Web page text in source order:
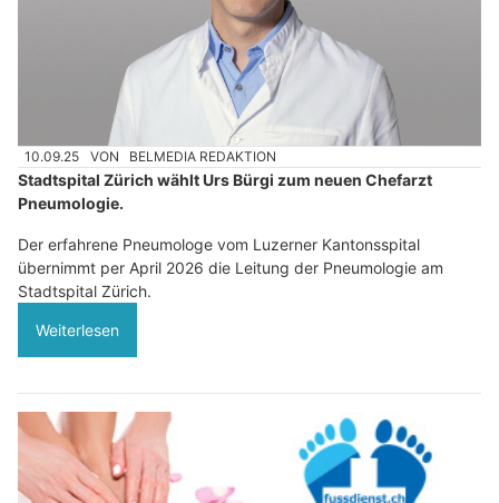
10.09.25 VON BELMEDIA REDAKTION
Stadtspital Zürich wählt Urs Bürgi zum neuen Chefarzt
Pneumologie.
Der erfahrene Pneumologe vom Luzerner Kantonsspital
übernimmt per April 2026 die Leitung der Pneumologie am
Stadtspital Zürich.
Weiterlesen